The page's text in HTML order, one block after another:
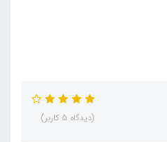
(دیدگاه 5 کاربر)